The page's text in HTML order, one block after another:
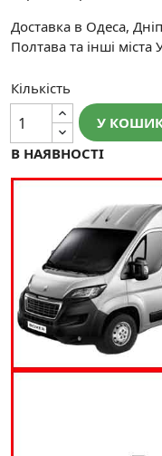
Доставка в Одеса,
Полтава та інші міста
Кількість
У
В НАЯВНОСТІ